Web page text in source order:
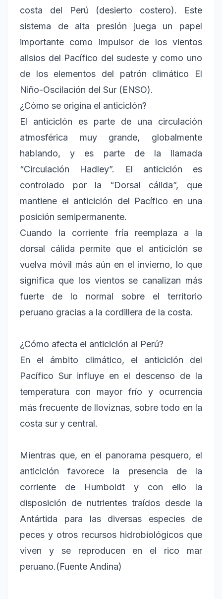
costa del Perú (desierto costero). Este
sistema de alta presión juega un papel
importante como impulsor de los vientos
alisios del Pacífico del sudeste y como uno
de los elementos del patrón climático El
Niño-Oscilación del Sur (ENSO).
¿Cómo se origina el anticiclón?
El anticiclón es parte de una circulación
atmosférica muy grande, globalmente
hablando, y es parte de la llamada
“Circulación Hadley”. El anticiclón es
controlado por la “Dorsal cálida”, que
mantiene el anticiclón del Pacífico en una
posición semipermanente.
Cuando la corriente fría reemplaza a la
dorsal cálida permite que el anticiclón se
vuelva móvil más aún en el invierno, lo que
significa que los vientos se canalizan más
fuerte de lo normal sobre el territorio
peruano gracias a la cordillera de la costa.
¿Cómo afecta el anticiclón al Perú?
En el ámbito climático, el anticiclón del
Pacífico Sur influye en el descenso de la
temperatura con mayor frío y ocurrencia
más frecuente de lloviznas, sobre todo en la
costa sur y central.
Mientras que, en el panorama pesquero, el
anticiclón favorece la presencia de la
corriente de Humboldt y con ello la
disposición de nutrientes traídos desde la
Antártida para las diversas especies de
peces y otros recursos hidrobiológicos que
viven y se reproducen en el rico mar
peruano.(Fuente Andina)